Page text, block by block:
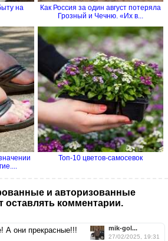
на
Как Россия за один август потеряла
Грозный и Чечню. «Их в...
Топ-10 цветов-самосевок
и авторизованные
оставлять комментарии.
mik-gol...
27/02/2025, 19:31
А они прекрасные!!!